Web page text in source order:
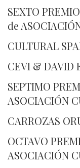
SEXTO
de
CULTURAL
CEVI & DAVID
SEPTIMO
ASOCIACIÓN
CARROZAS
OCTAVO
ASOCIACIÓN